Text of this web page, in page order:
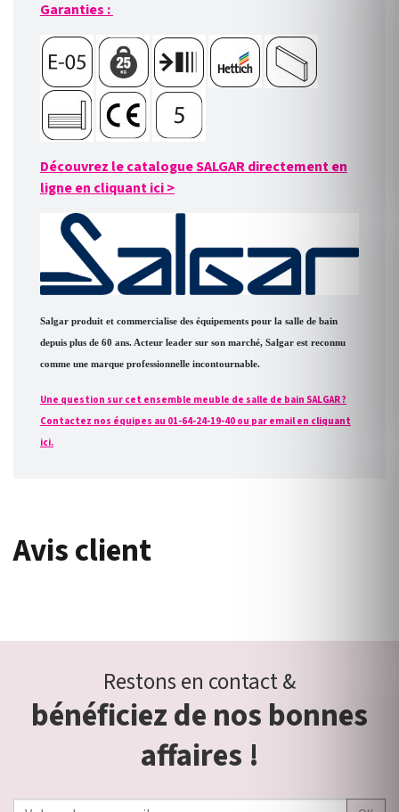
Garanties :
Découvrez le catalogue SALGAR directement en
ligne en cliquant ici>
Salgar produit et commercialise des équipements pour la salle de bain
depuis plus de 60 ans. Acteur leader sur son marché, Salgar est reconnu
comme une marque professionnelle incontournable.
Une question sur cet ensemble meuble de salle de bain SALGAR ?
Contactez nos équipes au 01-64-24-19-40 ou par email en cliquant
ici.
Avis client
Restons en contact &
bénéficiez de nos bonnes
affaires !